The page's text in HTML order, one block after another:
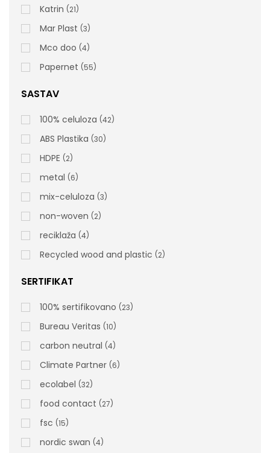
411167 Tehnički list
cena bez PDV-a
Šifra artikla: 411167
Dozator Industrijskih Rolni
400840 Tehnički list
Katrin 21
Mar Plast 3
Mco doo 4
Papernet 55
SASTAV
100% celuloza 42
ABS Plastika 30
HDPE 2
metal 6
mix-celuloza 3
non-woven 2
reciklaža 4
Recycled wood and plastic 2
SERTIFIKAT
100% sertifikovano 23
Bureau Veritas 10
carbon neutral 4
Climate Partner 6
ecolabel 32
food contact 27
fsc 15
nordic swan 4